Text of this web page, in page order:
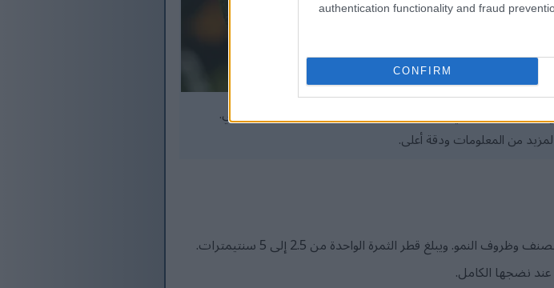
authentication functionality and fraud
CONFIRM
وهي تنمو على غصن ذي أوراق خضراء لامعة تحت ضوء الشمس الطبيعي.
من المعلومات ودقة أعلى.
تنمو ثمار البشملة في عناقيد تتراوح بين 4 و30 ثمرة، وذلك بحسب الصنف وظروف النمو. ويبلغ قطر الثمرة الواحدة من 2.5 إلى 5 سنتيمترات.
عند نضجها الكامل.